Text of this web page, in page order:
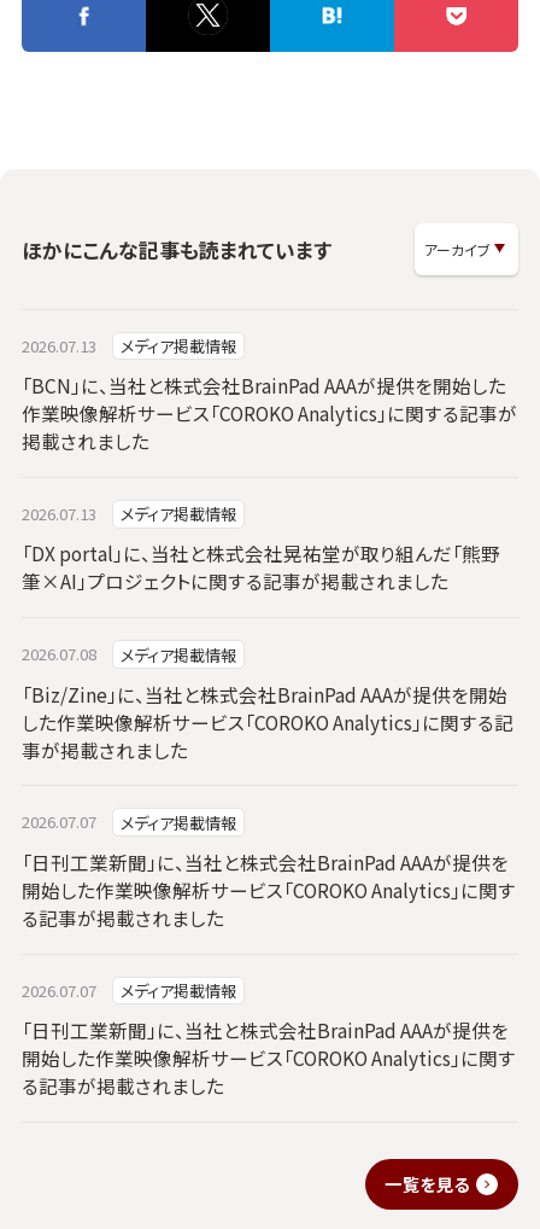
ほかにこんな記事も読まれています
2026.07.13 メディア掲載情報
「BCN」に、当社と株式会社BrainPad AAAが提供を開始した
作業映像解析サービス「COROKO Analytics」に関する記事が
掲載されました
2026.07.13 メディア掲載情報
「DX portal」に、当社と株式会社晃祐堂が取り組んだ「熊野
筆×AI」プロジェクトに関する記事が掲載されました
2026.07.08 メディア掲載情報
「Biz/Zine」に、当社と株式会社BrainPad AAAが提供を開始
した作業映像解析サービス「COROKO Analytics」に関する記
事が掲載されました
2026.07.07 メディア掲載情報
「日刊工業新聞」に、当社と株式会社BrainPad AAAが提供を
開始した作業映像解析サービス「COROKO Analytics」に関す
る記事が掲載されました
2026.07.07 メディア掲載情報
「日刊工業新聞」に、当社と株式会社BrainPad AAAが提供を
開始した作業映像解析サービス「COROKO Analytics」に関す
る記事が掲載されました
一覧を見る